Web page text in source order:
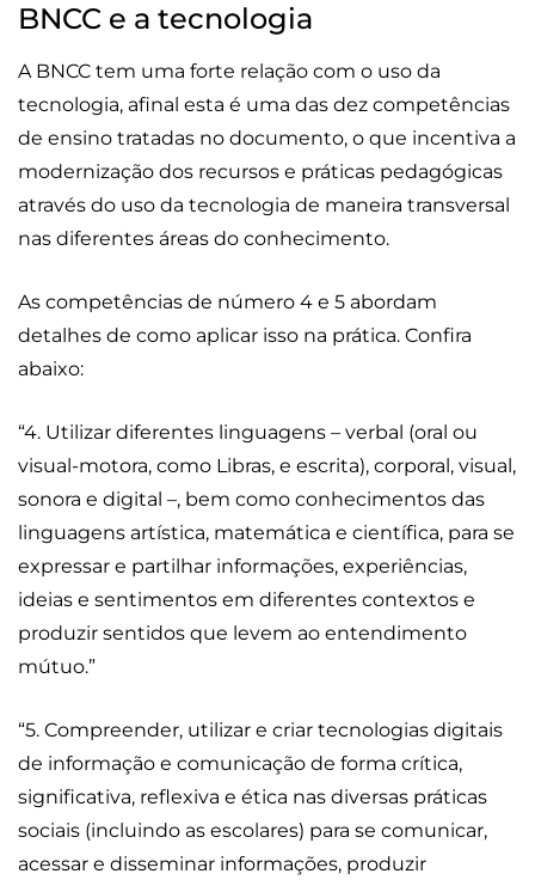
BNCC e a tecnologia
A BNCC tem uma forte relação com o uso da
tecnologia, afinal esta é uma das dez competências
de ensino tratadas no documento, o que incentiva a
modernização dos recursos e práticas pedagógicas
através do uso da tecnologia de maneira transversal
nas diferentes áreas do conhecimento.
As competências de número 4 e 5 abordam
detalhes de como aplicar isso na prática. Confira
abaixo:
“4. Utilizar diferentes linguagens – verbal (oral ou
visual-motora, como Libras, e escrita), corporal, visual,
sonora e digital –, bem como conhecimentos das
linguagens artística, matemática e científica, para se
expressar e partilhar informações, experiências,
ideias e sentimentos em diferentes contextos e
produzir sentidos que levem ao entendimento
mútuo.”
“5. Compreender, utilizar e criar tecnologias digitais
de informação e comunicação de forma crítica,
significativa, reflexiva e ética nas diversas práticas
sociais (incluindo as escolares) para se comunicar,
acessar e disseminar informações, produzir